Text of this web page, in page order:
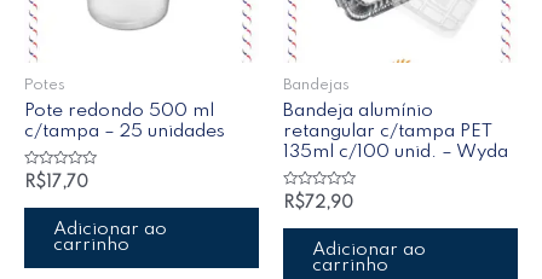
Potes
Pote redondo 500 ml
c/tampa – 25 unidades
Avaliação
0
de
R$ 17,70
Adicionar ao
carrinho
Bandejas
Bandeja alumínio
retangular c/tampa PET
135ml c/100 unid. – Wyda
Avaliação
0
de
R$72,90
Adicionar ao
carrinho